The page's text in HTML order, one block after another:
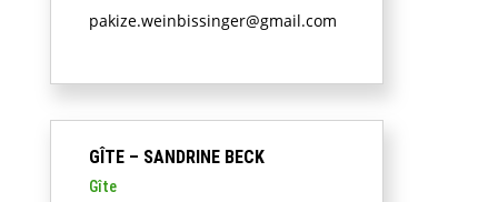
pakize.weinbissinger@gmail.com
GÎTE – SANDRINE BECK
Gîte